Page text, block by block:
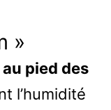
»
pied des
l’humidité